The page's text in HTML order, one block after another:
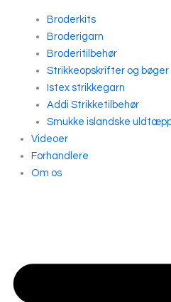
Broderkits
Broderigarn
Broderitilbehør
Strikkeopskrifter og bøger
Istex strikkegarn
Addi Strikketilbehør
Smukke islandske
Videoer
Forhandlere
Om os